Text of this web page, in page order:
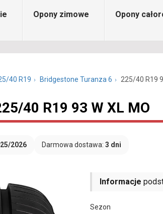
Opony zimowe Opony
40 R19 Bridgestone Turanza 6 225/40 R19
40 R19 93 W XL MO
2026 Darmowa dostawa: 3 dni
Informacje
Sezon